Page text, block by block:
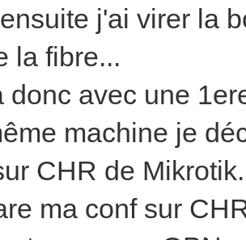
j'ai virer la
la fibre...
donc avec une
machine je
CHR de Mikrotik.
ma conf sur